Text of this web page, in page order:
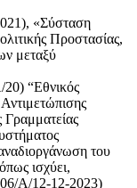
«Σύσταση
Προστασίας,
μεταξύ
“Εθνικός
Γραμματείας
του
ισχύει,
Α/12-12-2023)